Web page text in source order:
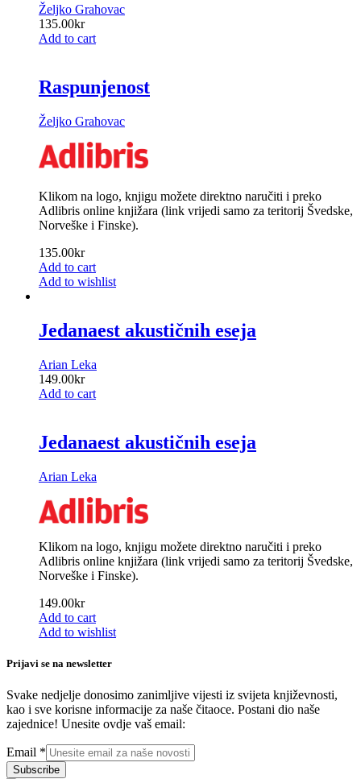
Željko Grahovac
135.00kr
Add to cart
Raspunjenost
Željko Grahovac
Klikom na logo, knjigu možete direktno naručiti i preko
Adlibris online knjižara (link vrijedi samo za teritorij Švedske,
Norveške i Finske).
135.00kr
Add to cart
Add to wishlist
Jedanaest akustičnih eseja
Arian Leka
149.00kr
Add to cart
Jedanaest akustičnih eseja
Arian Leka
Klikom na logo, knjigu možete direktno naručiti i preko
Adlibris online knjižara (link vrijedi samo za teritorij Švedske,
Norveške i Finske).
149.00kr
Add to cart
Add to wishlist
Prijavi se na newsletter
Svake nedjelje donosimo zanimljive vijesti iz svijeta književnosti,
kao i sve korisne informacije za naše čitaoce. Postani dio naše
zajednice! Unesite ovdje vaš email:
Email *
Subscribe